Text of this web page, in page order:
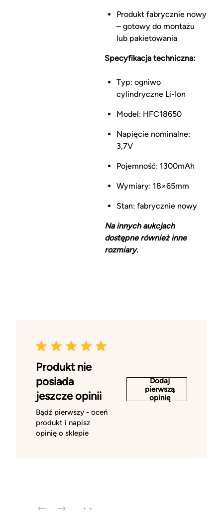
Produkt fabrycznie nowy
– gotowy do montażu
lub pakietowania
Specyfikacja techniczna:
Typ: ogniwo
cylindryczne Li-Ion
Model: HFC18650
Napięcie nominalne:
3,7V
Pojemność: 1300mAh
Wymiary: 18×65mm
Stan: fabrycznie nowy
Na innych aukcjach
dostępne również inne
rozmiary.
Produkt nie
posiada
jeszcze opinii
Bądź pierwszy - oceń
produkt i napisz
opinię o sklepie
Dodaj
pierwszą
opinię